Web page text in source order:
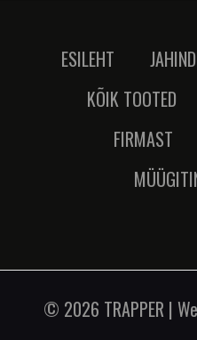
ESILEHT
KÕIK TOOTED
FIRMAST
© 2026 TRAPPER |